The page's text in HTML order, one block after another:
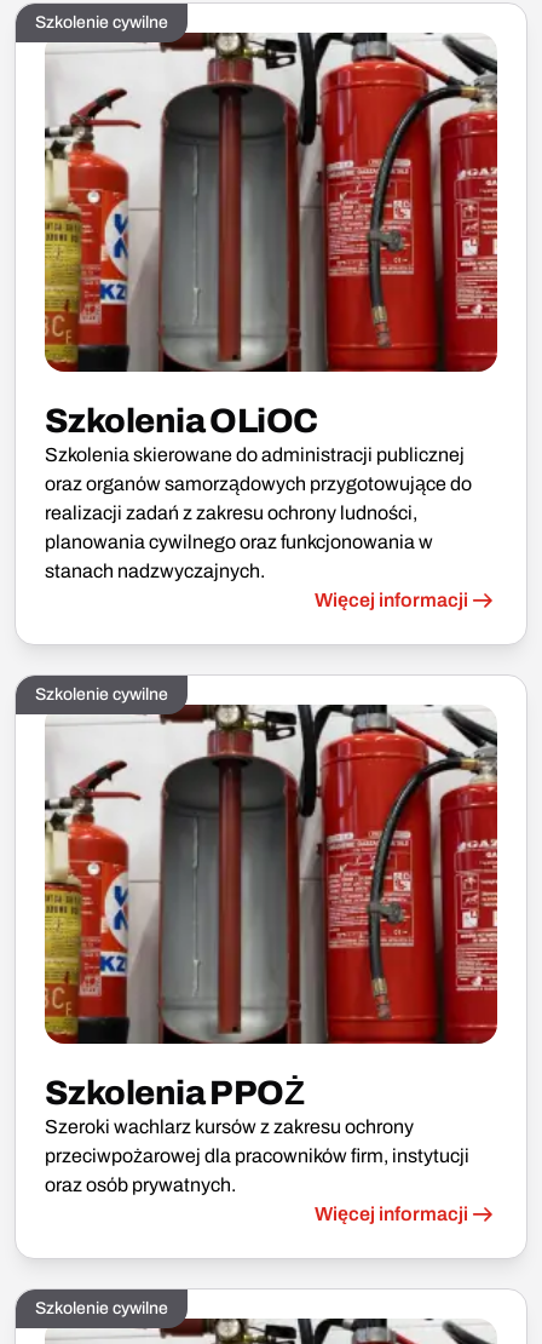
Szkolenie cywilne
Szkolenia OLiOC
Szkolenia skierowane do administracji publicznej
oraz organów samorządowych przygotowujące do
realizacji zadań z zakresu ochrony ludności,
planowania cywilnego oraz funkcjonowania w
stanach nadzwyczajnych.
Więcej informacji
Szkolenie cywilne
Szkolenia PPOŻ
Szeroki wachlarz kursów z zakresu ochrony
przeciwpożarowej dla pracowników firm, instytucji
oraz osób prywatnych.
Więcej informacji
Szkolenie cywilne